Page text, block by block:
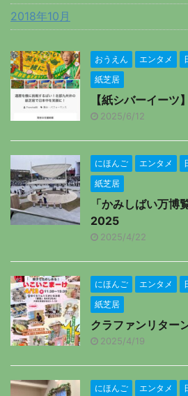
2018年10月
おうえん エンタメ
紙芝居
【紙シバーイーツ
2025/6/12
にほんご エンタメ
紙芝居
「かみしばい万博
2025
2025/4/22
にほんご エンタメ
紙芝居
クラファンリタ
2025/4/19
にほんご エンタメ